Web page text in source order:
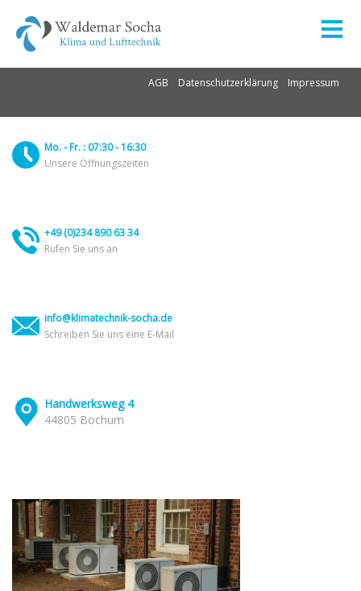
Impressum
Datenschutzerklärung
AGB
Mo. - Fr. : 07:30 - 16:30
Unsere Öffnungszeiten
+49 (0)234 890 63 34
Rufen Sie uns an
info@klimatechnik-socha.de
Schreiben Sie uns eine E-Mail
Handwerksweg 4
44805 Bochum